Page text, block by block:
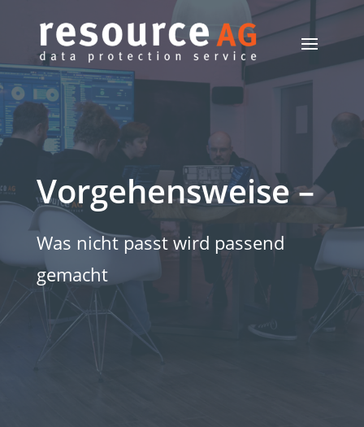
Vorgehensweise –
Was nicht passt wird passend
gemacht